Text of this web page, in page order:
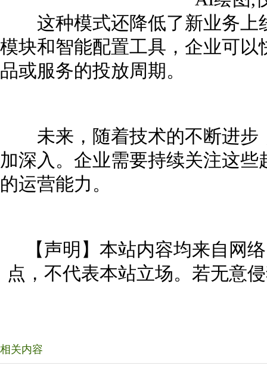
这种模式还降低了新业务上
模块和智能配置工具，企业可
品或服务的投放周期。
未来，随着技术的不断进步
加深入。企业需要持续关注这
的运营能力。
【声明】本站内容均来自网
点，不代表本站立场。若无意
相关内容